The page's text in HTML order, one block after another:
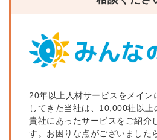
20年以上人材サービスをメイン
してきた当社は、10,000社以上
貴社にあったサービスをご紹介
す。お困りな点がございました